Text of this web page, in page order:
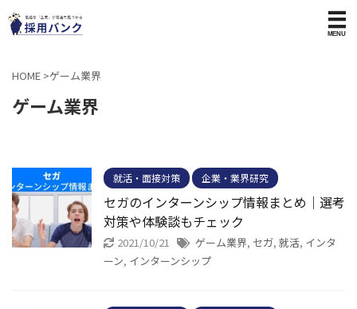
HOME >ゲーム業界
ゲーム業界
就活・面接対策 企業・業界研究
セガのインターンシップ情報まとめ｜選考
対策や体験談もチェック
2021/10/21 ゲーム業界, セガ, 就活, インタ
ーン, インターンシップ